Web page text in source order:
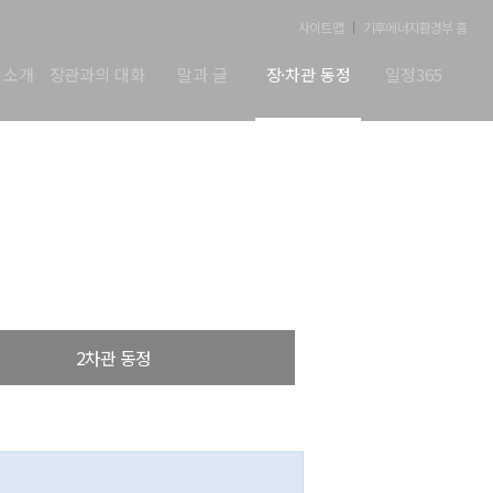
사이트맵 기후에너지환경부 홈
개 장관과의 대화 말과 글 장·차관 동정 일정365
2차관 동정